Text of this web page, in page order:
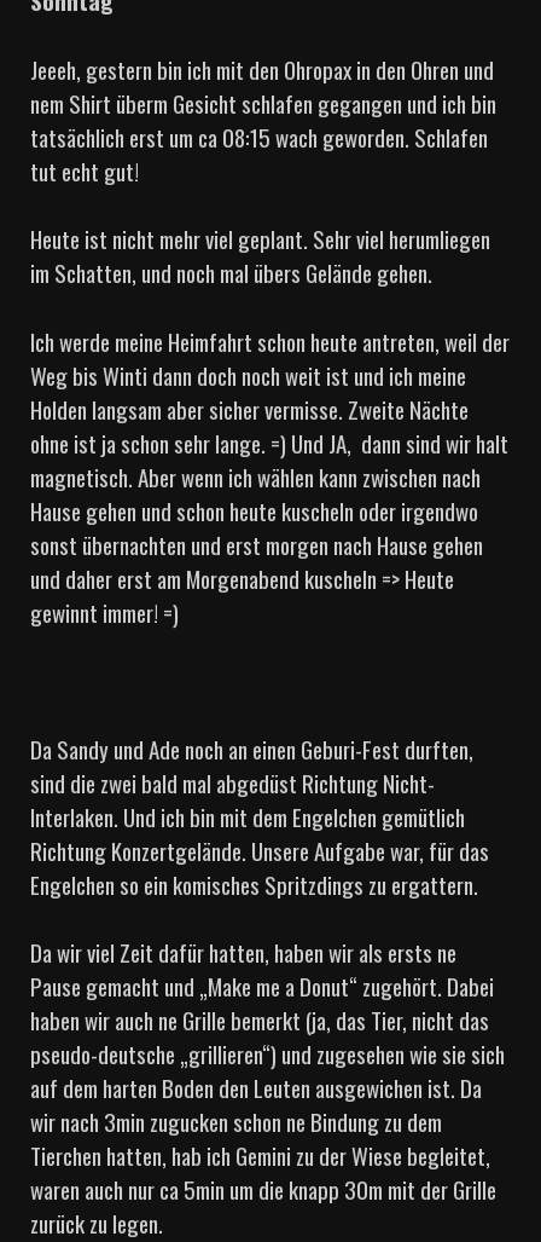
Jeeeh, gestern bin ich mit den Ohropax in den Ohren und
nem Shirt überm Gesicht schlafen gegangen und ich bin
tatsächlich erst um ca 08:15 wach geworden. Schlafen
tut echt gut!
Heute ist nicht mehr viel geplant. Sehr viel herumliegen
im Schatten, und noch mal übers Gelände gehen.
Ich werde meine Heimfahrt schon heute antreten, weil der
Weg bis Winti dann doch noch weit ist und ich meine
Holden langsam aber sicher vermisse. Zweite Nächte
ohne ist ja schon sehr lange. =) Und JA, dann sind wir halt
magnetisch. Aber wenn ich wählen kann zwischen nach
Hause gehen und schon heute kuscheln oder irgendwo
sonst übernachten und erst morgen nach Hause gehen
und daher erst am Morgenabend kuscheln => Heute
gewinnt immer! =)
Da Sandy und Ade noch an einen Geburi-Fest durften,
sind die zwei bald mal abgedüst Richtung Nicht-
Interlaken. Und ich bin mit dem Engelchen gemütlich
Richtung Konzertgelände. Unsere Aufgabe war, für das
Engelchen so ein komisches Spritzdings zu ergattern.
Da wir viel Zeit dafür hatten, haben wir als ersts ne
Pause gemacht und „Make me a Donut“ zugehört. Dabei
haben wir auch ne Grille bemerkt (ja, das Tier, nicht das
pseudo-deutsche „grillieren“) und zugesehen wie sie sich
auf dem harten Boden den Leuten ausgewichen ist. Da
wir nach 3min zugucken schon ne Bindung zu dem
Tierchen hatten, hab ich Gemini zu der Wiese begleitet,
waren auch nur ca 5min um die knapp 30m mit der Grille
zurück zu legen.